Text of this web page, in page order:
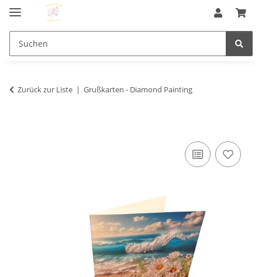
Zurück zur Liste Grußkarten - Diamond Painting